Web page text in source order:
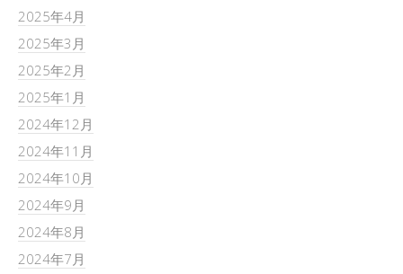
2025年4月
2025年3月
2025年2月
2025年1月
2024年12月
2024年11月
2024年10月
2024年9月
2024年8月
2024年7月